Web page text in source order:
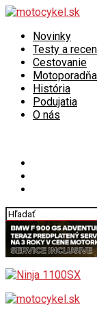
Novinky
Testy a
Cestovanie
Motoporadňa
História
Podujatia
O nás